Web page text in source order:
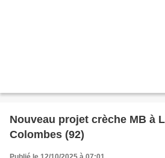
Nouveau projet crèche MB à
Colombes (92)